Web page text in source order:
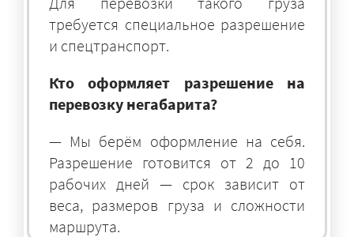
требуется специальное разрешение
и спецтранспорт.
Кто оформляет разрешение на
перевозку негабарита?
— Мы берём оформление на себя.
Разрешение готовится от 2 до 10
рабочих дней — срок зависит от
веса, размеров груза и сложности
маршрута.